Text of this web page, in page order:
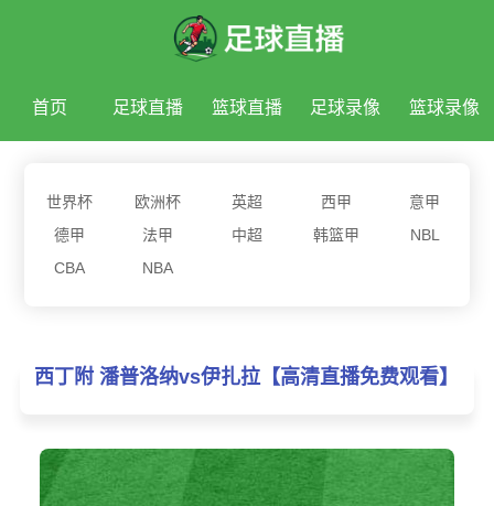
首页 足球直播 篮球直播 足球录像 篮球录像
世界杯 欧洲杯 英超 西甲
意甲
德甲
法甲 中超 韩篮甲
NBL
CBA
NBA
西丁附 潘普洛纳vs伊扎拉【高清直播免费观看】